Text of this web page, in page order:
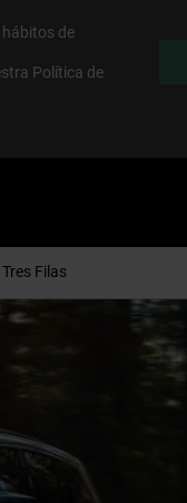
de
Política de
Tres Filas